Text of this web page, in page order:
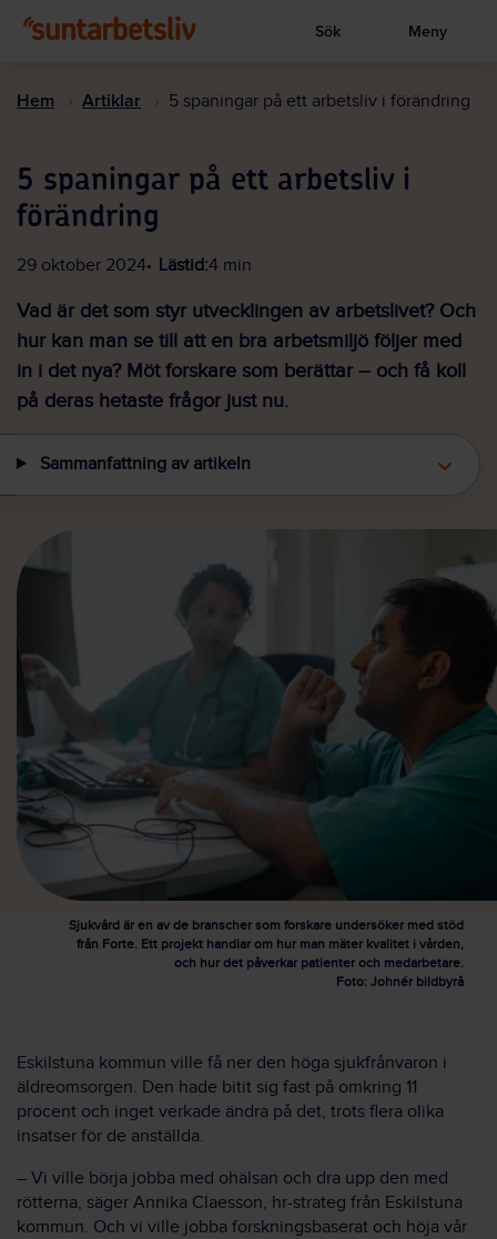
till
Visa sökruta
Sök Meny
Hem Artiklar 5 spaningar på ett arbetsliv i förändring
5 spaningar på ett arbetsliv i
förändring
29 oktober 2024 Lästid:4 min
Vad är det som styr utvecklingen av arbetslivet? Och
hur kan man se till att en bra arbetsmiljö följer med
in i det nya? Möt forskare som berättar – och få koll
på deras hetaste frågor just nu.
Sammanfattning av artikeln
Sjukvård är en av de branscher som forskare undersöker med stöd
från Forte. Ett projekt handlar om hur man mäter kvalitet i vården,
och hur det påverkar patienter och medarbetare.
Foto: Johnér bildbyrå
Eskilstuna kommun ville få ner den höga sjukfrånvaron i
äldreomsorgen. Den hade bitit sig fast på omkring 11
procent och inget verkade ändra på det, trots flera olika
insatser för de anställda.
– Vi ville börja jobba med ohälsan och dra upp den med
rötterna, säger Annika Claesson, hr-strateg från Eskilstuna
kommun. Och vi ville jobba forskningsbaserat och höja vår